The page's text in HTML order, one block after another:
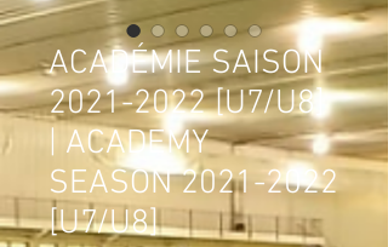
ACADÉMIE SAISON
2021-2022 [U7/U8]
| ACADEMY
SEASON 2021-2022
[U7/U8]